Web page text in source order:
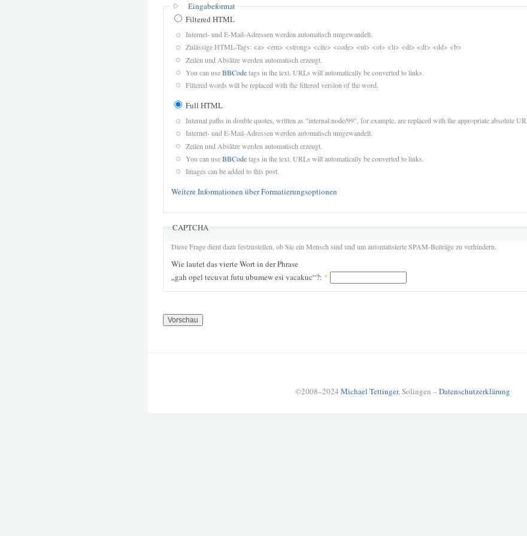
Eingabeformat
Filtered HTML
Internet- und E-Mail-Adressen werden automatisch umgewandelt.
Zulässige HTML-Tags: <a> <em> <strong> <cite> <code> <ul> <ol> <li> <dl> <dt> <dd> <b>
Zeilen und Absätze werden automatisch erzeugt.
You can useBBCodetags in the text. URLs will automatically be converted to links.
Filtered words will be replaced with the filtered version of the word.
Full HTML
Internal paths in double quotes, written as "internal:node/99", for example, are replaced with the appropriate absolute
Internet- und E-Mail-Adressen werden automatisch umgewandelt.
Zeilen und Absätze werden automatisch erzeugt.
You can useBBCodetags in the text. URLs will automatically be converted to links.
Images can be added to this post.
Weitere Informationen über Formatierungsoptionen
CAPTCHA
Diese Frage dient dazu festzustellen, ob Sie ein Mensch sind und um automatisierte SPAM-Beiträge zu verhindern.
Wie lautet das vierte Wort in der Phrase
„gah opel tecuvat futu ubumew esi vacakuc“?: *
©2008–2024 Michael Tettinger, Solingen –Datenschutzerklärung